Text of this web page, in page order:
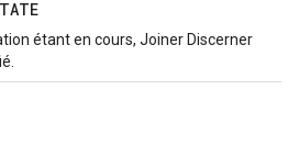
étant en cours, Joiner Discerner